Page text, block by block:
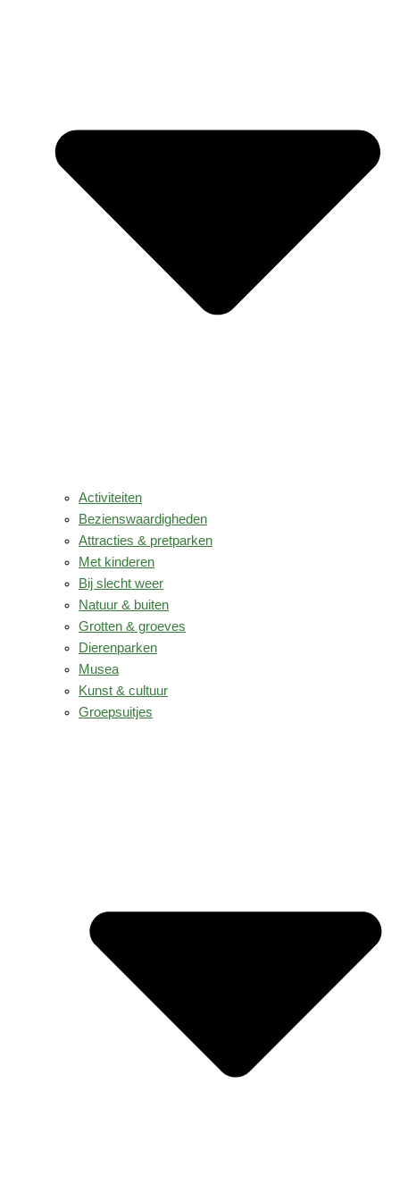
Activiteiten
Bezienswaardigheden
Attracties & pretparken
Met kinderen
Bij slecht weer
Natuur & buiten
Grotten & groeves
Dierenparken
Musea
Kunst & cultuur
Groepsuitjes